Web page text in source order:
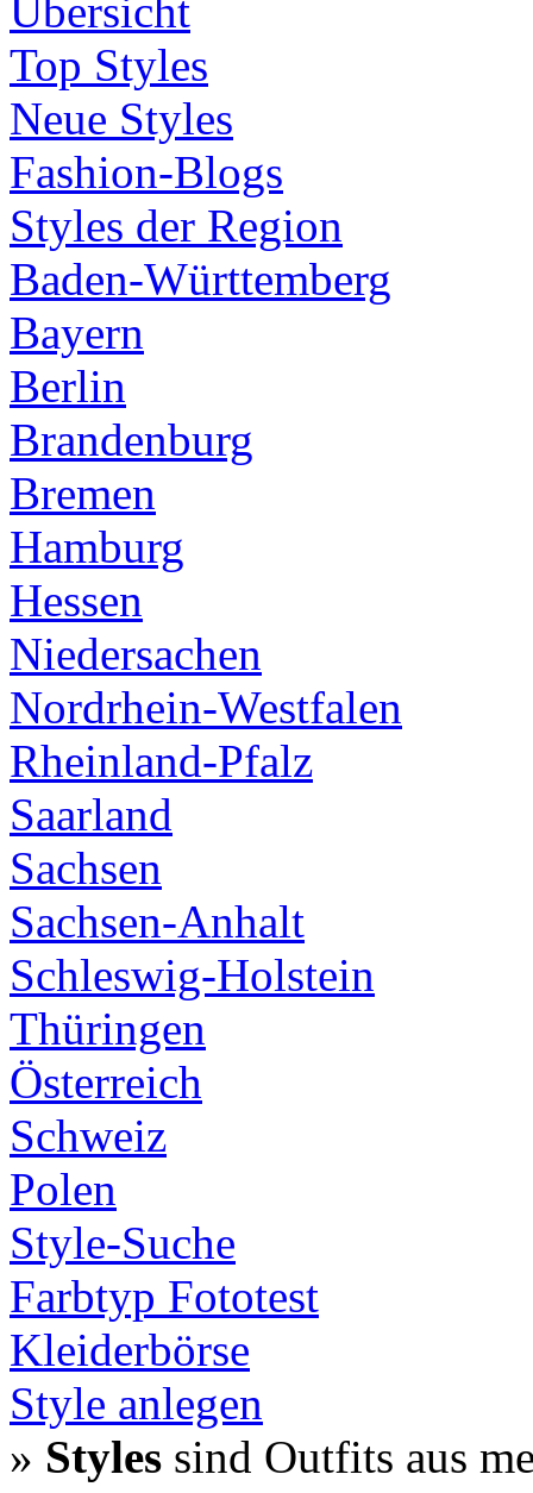
Übersicht
Top Styles
Neue Styles
Fashion-Blogs
Styles der Region
Baden-Württemberg
Bayern
Berlin
Brandenburg
Bremen
Hamburg
Hessen
Niedersachen
Nordrhein-Westfalen
Rheinland-Pfalz
Saarland
Sachsen
Sachsen-Anhalt
Schleswig-Holstein
Thüringen
Österreich
Schweiz
Polen
Style-Suche
Farbtyp Fototest
Kleiderbörse
Style anlegen
» Styles sind Outfits aus